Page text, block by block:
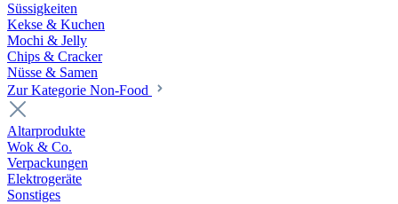
Süssigkeiten
Kekse & Kuchen
Mochi & Jelly
Chips & Cracker
Nüsse & Samen
Zur Kategorie Non-Food
Altarprodukte
Wok & Co.
Verpackungen
Elektrogeräte
Sonstiges